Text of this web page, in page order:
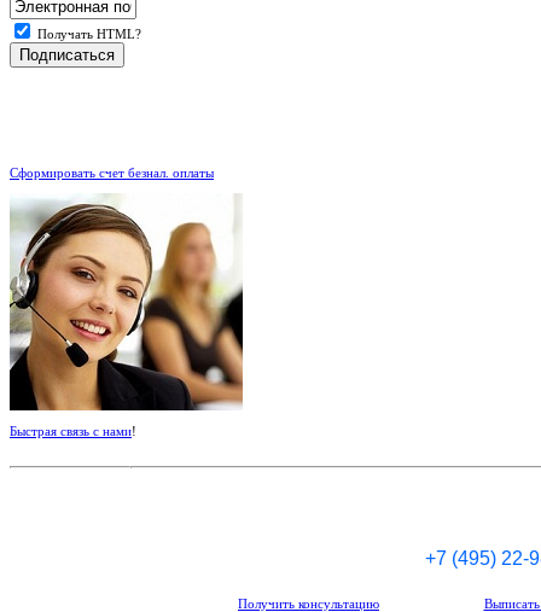
Получать HTML?
Сформировать счет безнал. оплаты
Быстрая связь с нами!
+7 (495) 22-
Получить консультацию